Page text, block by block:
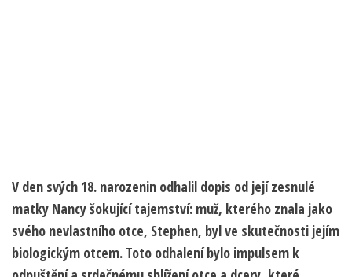
V den svých 18. narozenin odhalil dopis od její zesnulé
matky Nancy šokující tajemství: muž, kterého znala jako
svého nevlastního otce, Stephen, byl ve skutečnosti jejím
biologickým otcem. Toto odhalení bylo impulsem k